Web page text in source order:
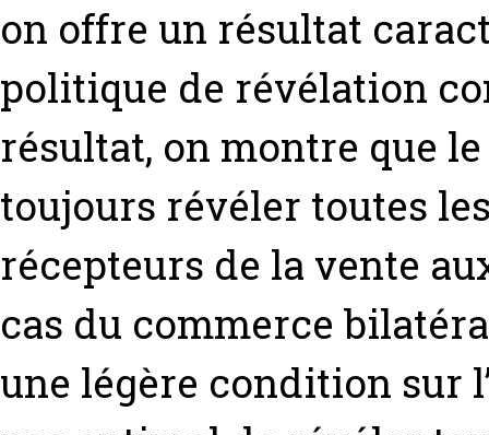
on offre un résultat
politique de révélation
résultat, on montre que
toujours révéler toutes
récepteurs de la vente
cas du commerce
une légère condition sur